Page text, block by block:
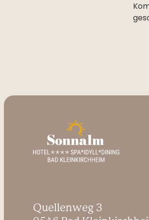
Quellenweg 3